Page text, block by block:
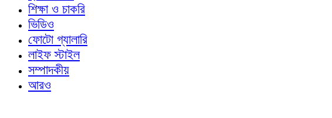
শিক্ষা ও চাকরি
ভিডিও
ফোটো গ্যালারি
লাইফ স্টাইল
সম্পাদকীয়
আরও